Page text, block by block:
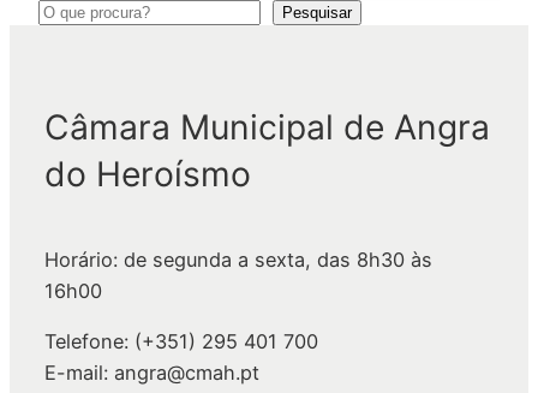
P
u
Pesquisar
Câmara Municipal de Angra
do Heroísmo
Horário: de segunda a sexta, das 8h30 às
16h00
Telefone: (+351) 295 401 700
E-mail: angra@cmah.pt